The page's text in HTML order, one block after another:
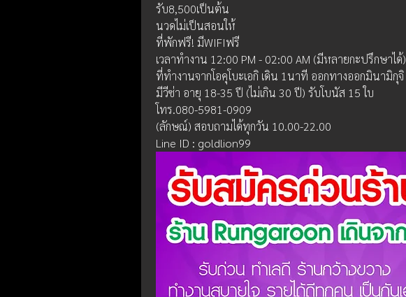
รับ8,500เป็นต้น
นวดไม่เป็นสอนให้
ที่พักฟรี! มีWIFIฟรี
เวลาทำงาน 12:00 PM - 02:00 AM (มีหลายกะปรึกษาได้)
ที่ทำงานจากโอคุโบะเอกิ เดิน 1นาที ออกทางออกมินามิกุจิ
มีวีซ่า อายุ 18-35 ปี (ไม่เกิน 30 ปี) รับโบนัส 15 ใบ
โทร.080-5981-0909
(ลักษณ์) สอบถามได้ทุกวัน 10.00-22.00
Line ID : goldlion99